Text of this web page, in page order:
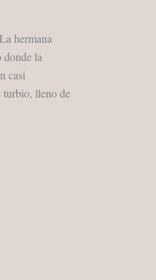
hermana
la
casi
turbio, lleno de